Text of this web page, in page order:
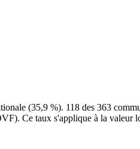
(35,9 %). 118 des 363
Ce taux s'applique à la